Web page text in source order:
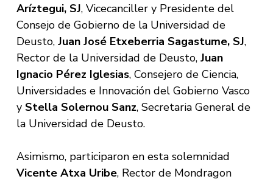
Aríztegui, SJ, Vicecanciller y Presidente del
Consejo de Gobierno de la Universidad de
Deusto, Juan José Etxeberria Sagastume, SJ,
Rector de la Universidad de Deusto, Juan
Ignacio Pérez Iglesias, Consejero de Ciencia,
Universidades e Innovación del Gobierno Vasco
y Stella Solernou Sanz, Secretaria General de
la Universidad de Deusto.
Asimismo, participaron en esta solemnidad
Vicente Atxa Uribe, Rector de Mondragon